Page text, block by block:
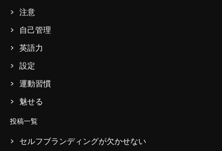
注意
自己管理
英語力
設定
運動習慣
魅せる
投稿一覧
セルフブランディングが欠かせない